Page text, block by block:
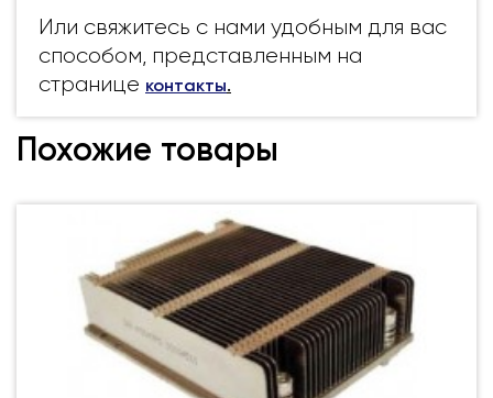
Или свяжитесь с нами удобным для вас
способом, представленным на
странице контакты.
Похожие товары